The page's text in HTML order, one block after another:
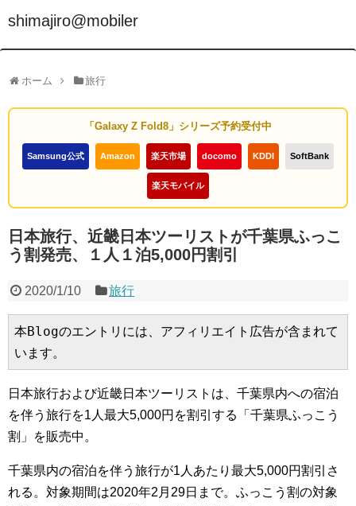
shimajiro@mobiler
ホーム 旅行
「Galaxy Z Fold8」シリーズ予約受付中
Samsung公式 Amazon 楽天市場 docomo KDDI SoftBank
楽天モバイル
日本旅行、近畿日本ツーリストが千葉県ふっこ
う割発売、１人１泊5,000円割引
2020/1/10 旅行
本Blogのエントリには、アフィリエイト広告が含まれて
います。
日本旅行および近畿日本ツーリストは、千葉県内への宿泊
を伴う旅行を1人最大5,000円を割引する「千葉県ふっこう
割」を販売中。
千葉県内の宿泊を伴う旅行が1人あたり最大5,000円割引さ
れる。対象期間は2020年2月29日まで。ふっこう割の対象